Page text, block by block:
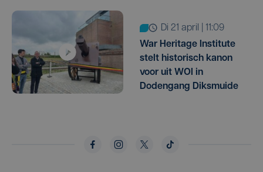
di 21 april | 11:09
War Heritage Institute
stelt historisch kanon
voor uit WOI in
Dodengang Diksmuide